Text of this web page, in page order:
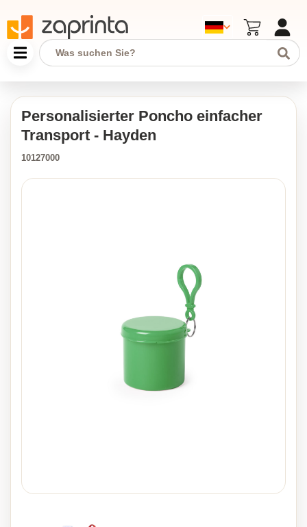
Personalisierter Poncho einfacher
Transport - Hayden
10127000